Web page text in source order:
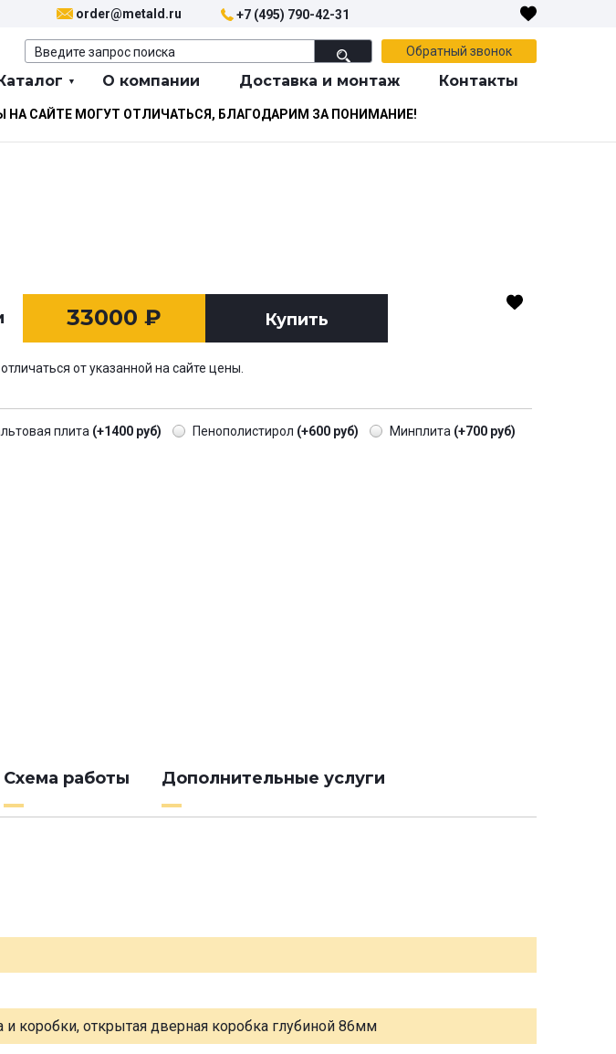
order@metald.ru +7 (495) 790-42-31
Обратный звонок
Каталог О компании Доставка и монтаж Контакты
САЙТЕ МОГУТ ОТЛИЧАТЬСЯ, БЛАГОДАРИМ ЗА ПОНИМАНИЕ!
33000 ₽ Купить
от указанной на сайте цены.
плита (+1400 руб) Пенополистирол (+600 руб) Минплита (+700 руб)
Схема работы Дополнительные услуги
и коробки, открытая дверная коробка глубиной 86мм